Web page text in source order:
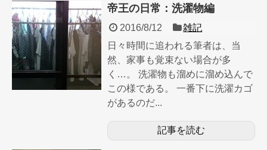
帝王の日常：洗濯物編
2016/8/12
雑記
日々時間に追われる筆者は、当
然、家事も覚束ない場合が多
く…。 洗濯物も溜めに溜め込んで
この様である。 一番下に洗濯カゴ
があるのだ...
記事を読む